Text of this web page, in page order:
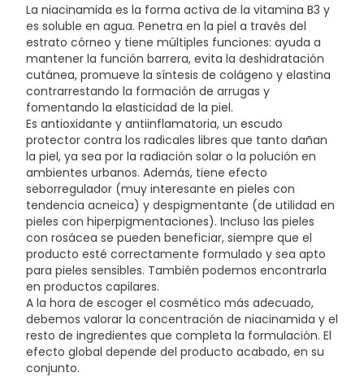
ALLANTOIN, GLYCERYL ACRYLATE/ACRYLIC ACID
COPOLYMER, SODIUM HYDROXIDE, SPHINGOMONAS
FERMENT EXTRACT, HYDROXYACETOPHENONE, CAPRYLYL
GLYCOL, CITRIC ACID, TRISODIUM ETHYLENEDIAMINE
DISUCCINATE, ACETYL DIPEPTIDE-1 CETYL ESTER,
XANTHAN GUM, TOCOPHEROL.
La niacinamida es la forma activa de la vitamina B3 y
es soluble en agua. Penetra en la piel a través del
estrato córneo y tiene múltiples funciones: ayuda a
mantener la función barrera, evita la deshidratación
cutánea, promueve la síntesis de colágeno y elastina
contrarrestando la formación de arrugas y
fomentando la elasticidad de la piel.
Es antioxidante y antiinflamatoria, un escudo
protector contra los radicales libres que tanto dañan
la piel, ya sea por la radiación solar o la polución en
ambientes urbanos. Además, tiene efecto
seborregulador (muy interesante en pieles con
tendencia acneica) y despigmentante (de utilidad en
pieles con hiperpigmentaciones). Incluso las pieles
con rosácea se pueden beneficiar, siempre que el
producto esté correctamente formulado y sea apto
para pieles sensibles. También podemos encontrarla
en productos capilares.
A la hora de escoger el cosmético más adecuado,
debemos valorar la concentración de niacinamida y el
resto de ingredientes que completa la formulación. El
efecto global depende del producto acabado, en su
conjunto.